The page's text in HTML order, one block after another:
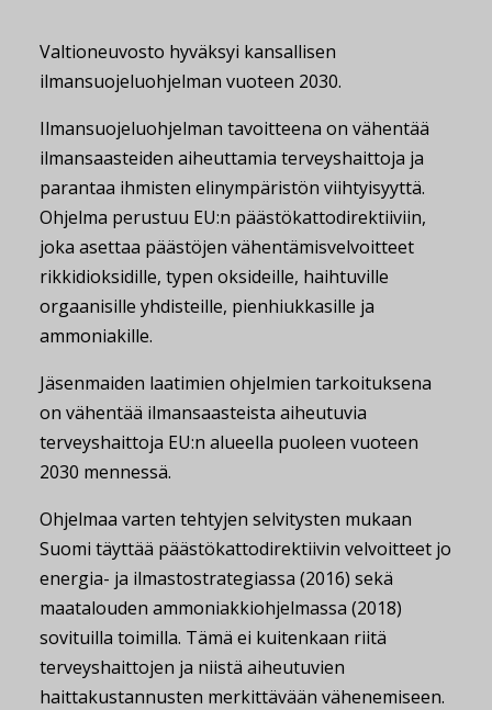
Valtioneuvosto hyväksyi kansallisen
ilmansuojeluohjelman vuoteen 2030.
Ilmansuojeluohjelman tavoitteena on vähentää
ilmansaasteiden aiheuttamia terveyshaittoja ja
parantaa ihmisten elinympäristön viihtyisyyttä.
Ohjelma perustuu EU:n päästökattodirektiiviin,
joka asettaa päästöjen vähentämisvelvoitteet
rikkidioksidille, typen oksideille, haihtuville
orgaanisille yhdisteille, pienhiukkasille ja
ammoniakille.
Jäsenmaiden laatimien ohjelmien tarkoituksena
on vähentää ilmansaasteista aiheutuvia
terveyshaittoja EU:n alueella puoleen vuoteen
2030 mennessä.
Ohjelmaa varten tehtyjen selvitysten mukaan
Suomi täyttää päästökattodirektiivin velvoitteet jo
energia- ja ilmastostrategiassa (2016) sekä
maatalouden ammoniakkiohjelmassa (2018)
sovituilla toimilla. Tämä ei kuitenkaan riitä
terveyshaittojen ja niistä aiheutuvien
haittakustannusten merkittävään vähenemiseen.